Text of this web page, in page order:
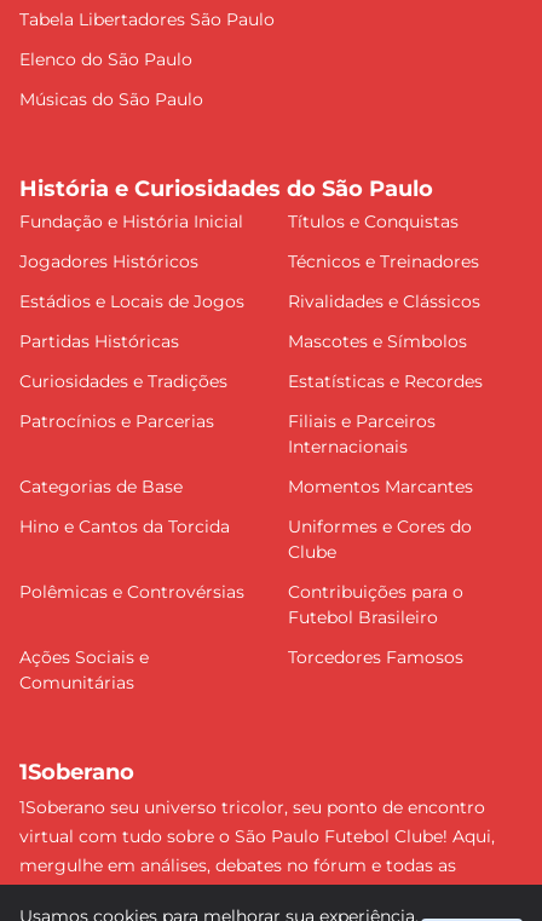
Tabela Libertadores São Paulo
Elenco do São Paulo
Músicas do São Paulo
História e Curiosidades do São Paulo
Fundação e História Inicial
Títulos e Conquistas
Jogadores Históricos
Técnicos e Treinadores
Estádios e Locais de Jogos
Rivalidades e Clássicos
Partidas Históricas
Mascotes e Símbolos
Curiosidades e Tradições
Estatísticas e Recordes
Patrocínios e Parcerias
Filiais e Parceiros
Internacionais
Categorias de Base
Momentos Marcantes
Hino e Cantos da Torcida
Uniformes e Cores do
Clube
Polêmicas e Controvérsias
Contribuições para o
Futebol Brasileiro
Ações Sociais e
Comunitárias
Torcedores Famosos
1Soberano
1Soberano seu universo tricolor, seu ponto de encontro
virtual com tudo sobre o São Paulo Futebol Clube! Aqui,
mergulhe em análises, debates no fórum e todas as
Usamos cookies para melhorar sua experiência.